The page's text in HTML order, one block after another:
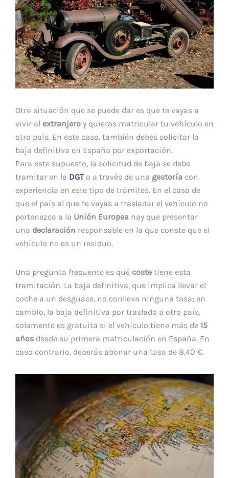
Otra situación que se puede dar es que te vayas a
vivir al extranjero y quieras matricular tu vehículo en
otro país. En este caso, también debes solicitar la
baja definitiva en España por exportación.
Para este supuesto, la solicitud de baja se debe
tramitar en la DGT o a través de una gestoría con
experiencia en este tipo de trámites. En el caso de
que el país al que te vayas a trasladar el vehículo no
pertenezca a la Unión Europea hay que presentar
una declaración responsable en la que conste que el
vehículo no es un residuo.
Una pregunta frecuente es qué coste tiene esta
tramitación. La baja definitiva, que implica llevar el
coche a un desguace, no conlleva ninguna tasa; en
cambio, la baja definitiva por traslado a otro país,
solamente es gratuita si el vehículo tiene más de 15
años desde su primera matriculación en España. En
caso contrario, deberás abonar una tasa de 8,40 €.